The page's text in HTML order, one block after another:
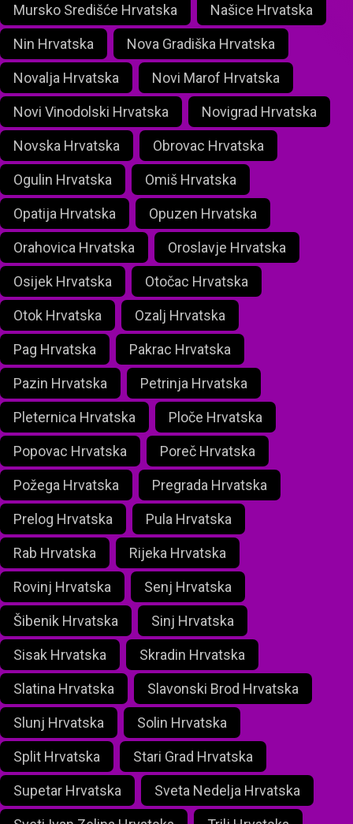
Mursko Središće Hrvatska Našice Hrvatska
Nin Hrvatska Nova Gradiška Hrvatska
Novalja Hrvatska Novi Marof Hrvatska
Novi Vinodolski Hrvatska Novigrad Hrvatska
Novska Hrvatska Obrovac Hrvatska
Ogulin Hrvatska Omiš Hrvatska
Opatija Hrvatska Opuzen Hrvatska
Orahovica Hrvatska Oroslavje Hrvatska
Osijek Hrvatska Otočac Hrvatska
Otok Hrvatska Ozalj Hrvatska
Pag Hrvatska Pakrac Hrvatska
Pazin Hrvatska Petrinja Hrvatska
Pleternica Hrvatska Ploče Hrvatska
Popovac Hrvatska Poreč Hrvatska
Požega Hrvatska Pregrada Hrvatska
Prelog Hrvatska Pula Hrvatska
Rab Hrvatska Rijeka Hrvatska
Rovinj Hrvatska Senj Hrvatska
Šibenik Hrvatska Sinj Hrvatska
Sisak Hrvatska Skradin Hrvatska
Slatina Hrvatska Slavonski Brod Hrvatska
Slunj Hrvatska Solin Hrvatska
Split Hrvatska Stari Grad Hrvatska
Supetar Hrvatska Sveta Nedelja Hrvatska